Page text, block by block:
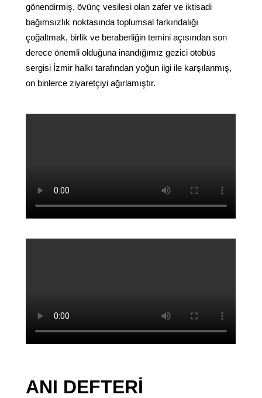
gönendirmiş, övünç vesilesi olan zafer ve iktisadi
bağımsızlık noktasında toplumsal farkındalığı
çoğaltmak, birlik ve beraberliğin temini açısından son
derece önemli olduğuna inandığımız gezici otobüs
sergisi İzmir halkı tarafından yoğun ilgi ile karşılanmış,
on binlerce ziyaretçiyi ağırlamıştır.
ANI DEFTERİ